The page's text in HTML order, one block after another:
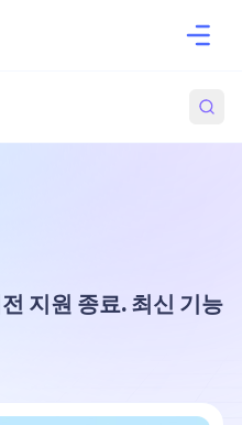
지원 종료. 최신 기능